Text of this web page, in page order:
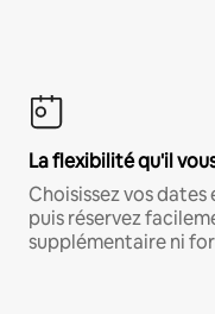
La flexibilité qu'il
Choisissez vos
puis réservez
supplémentaire ni